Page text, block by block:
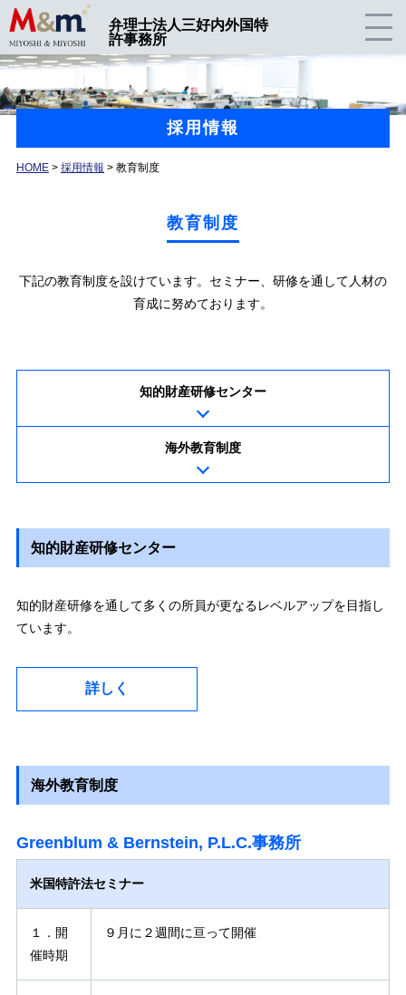
弁理士法人三好内外国特
許事務所
採用情報
HOME> 採用情報 > 教育制度
教育制度
下記の教育制度を設けています。セミナー、研修を通して人材の
育成に努めております。
知的財産研修センター
海外教育制度
知的財産研修センター
知的財産研修を通して多くの所員が更なるレベルアップを目指し
ています。
詳しく
海外教育制度
Greenblum & Bernstein, P.L.C.事務所
米国特許法セミナー
１．開
催時期
９月に２週間に亘って開催